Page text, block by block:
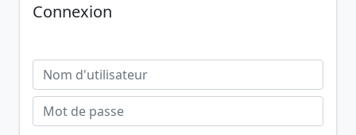
Connexion